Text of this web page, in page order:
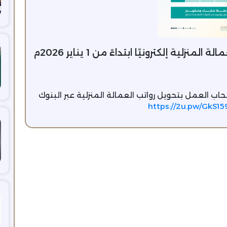
إلكترونيًا ابتداءً من 1 يناير 2026م
2026، يُلزم جميع أصحاب العمل بتحويل رواتب العمالة المنزلية عبر البنوك
https://2u.pw/